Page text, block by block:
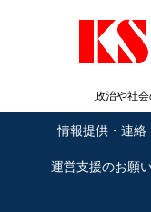
政治や社
情報提供・連絡
運営支援のお願